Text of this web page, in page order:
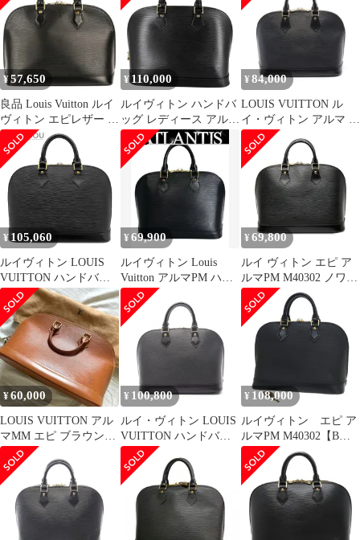
ィース LOUIS
VUITTON 中古 ルイヴ
ィトン ルイ ヴィトン
ック【中古】
¥57,650
良品 Louis Vuitton ルイ
ヴィトン エピレザー ア
ルマPM ハンドバッグ
M52142 ノワール ブラ
ック レディース 古着
中古 USED
¥ 110,000
ルイヴィトン ハンドバ
ッグ レディース アルマ
PM ブラック 黒 LOUIS
VUITTON M52802 エピ
レザー ノワール ゴール
ド金具【中古品】
¥ 84,000
LOUIS VUITTON ル
イ・ヴィトン アルマ エ
ピ ノワール ハンドバッ
グ
¥ 105,060
ルイヴィトン LOUIS
VUITTON ハンドバッ
グ アルマ PM エピレザ
ー ノワール ゴールド金
具 黒 M52142
AR1916【中古】
¥69,900
ルイヴィトン Louis
Vuitton アルマPM ハン
ドバッグ エピ 黒
M52142 【71798】
¥ 69,800
ルイ ヴィトン エピ ア
ルマPM M40302 ノワー
ル ブラック レザー レ
ディース LOUIS
VUITTON【1-
0242211】
¥60,000
LOUIS VUITTON アル
マMM エピ ブラウン
MI1917 保存袋付
¥ 100,800
ルイ・ヴィトン LOUIS
VUITTON ハンドバッ
グ アルマ エピ ノワー
ル ノワール レザー ア
ルマ レディース Used A
¥ 108,000
ルイヴィトン エピ ア
ルマPM M40302【Bラ
ンク】【中古】